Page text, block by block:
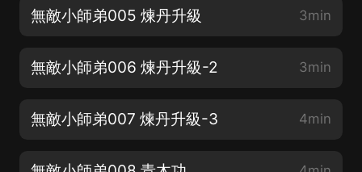
無敵小師弟005 煉丹升級 3min
無敵小師弟006 煉丹升級-2 3min
無敵小師弟007 煉丹升級-3 4min